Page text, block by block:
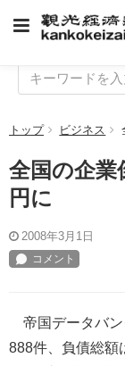
トップ ビジネス
全国の企業
円に
2008年3月1日
帝国データバン
888件、負債総額